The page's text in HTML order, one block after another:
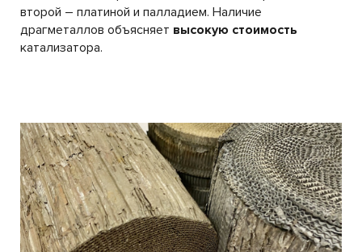
второй – платиной и палладием. Наличие
драгметаллов объясняет высокую стоимость
катализатора.